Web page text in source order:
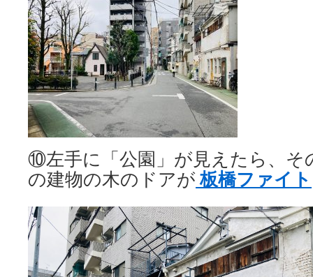
⑩左手に「公園」が見えたら、そ
の建物の木のドアが板橋ファイト